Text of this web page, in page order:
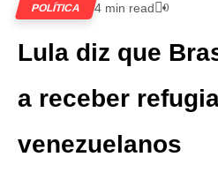
POLÍTICA 4 min read 0
Lula diz que
a receber
venezuelanos